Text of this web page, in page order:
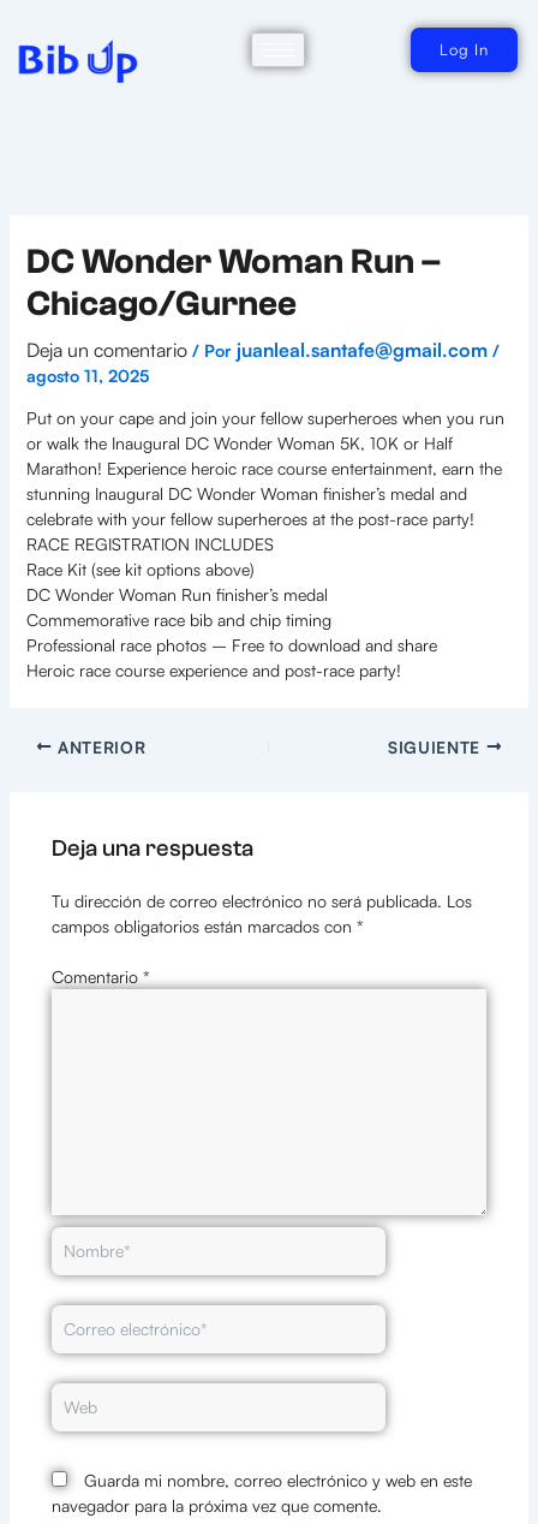
contenido
Log In
DC Wonder Woman Run –
Chicago/Gurnee
Deja un comentario / Por juanleal.santafe@gmail.com /
agosto 11, 2025
Put on your cape and join your fellow superheroes when you run
or walk the Inaugural DC Wonder Woman 5K, 10K or Half
Marathon! Experience heroic race course entertainment, earn the
stunning Inaugural DC Wonder Woman finisher’s medal and
celebrate with your fellow superheroes at the post-race party!
RACE REGISTRATION INCLUDES
Race Kit (see kit options above)
DC Wonder Woman Run finisher’s medal
Commemorative race bib and chip timing
Professional race photos – Free to download and share
Heroic race course experience and post-race party!
ANTERIOR SIGUIENTE
Deja una respuesta
Tu dirección de correo electrónico no será publicada. Los
campos obligatorios están marcados con *
Comentario *
Nombre*
Correo
electrónico*
Web
Guarda mi nombre, correo electrónico y web en este
navegador para la próxima vez que comente.